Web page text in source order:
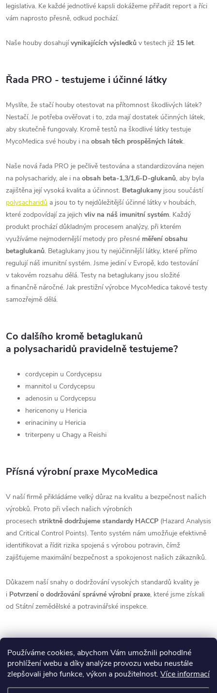
Používáme cookies, abychom Vám umožnili pohodlné
prohlížení webu a díky analýze provozu webu neustále
zlepšovali jeho funkce, výkon a použitelnost. Více informací
legislativa. Ke každé jednotlivé kapsli dokážeme přiřadit report a říci
vám naprosto přesně, odkud pochází.
Naše houby dosahujívynikajících výsledků v testech již 15 let.
Řada PRO - testujeme i účinné látky
Myslíte, že stačí houby otestovat na přítomnost škodlivých látek?
Nestačí. Je potřeba ověřovat i to, zda mají dostatek účinných látek,
aby skutečně fungovaly. Kromě testů na škodlivé látky testuje
MycoMedica své houby i na obsah těch prospěšných látek.
Naše nová řada PRO je pečlivě testována a standardizována nejen
na polysacharidy, ale i na obsah beta-1,3/1,6-D-glukanů, aby byla
zajištěna její vysoká kvalita a účinnost. Betaglukanyjsou součástí
polysacharidů a jsou to ty nejdůležitější účinné látky v houbách,
které zodpovídají za jejich vliv na náš imunitní systém. Každý
produkt prochází důkladným procesem analýzy, při kterém
využíváme nejmodernější metody pro přesné měření obsahu
betaglukanů. Betaglukany jsou ty nejúčinnější látky, které přímo
regulují náš imunitní systém. Jsme jediní v Evropě, kdo testování
v takovém rozsahu dělá. Testy na betaglukany jsou složité
a finančně náročné. Jak prestižní výrobce MycoMedica takové testy
samozřejmě dělá.
Co dalšího kromě betaglukanů
a polysacharidů pravidelně testujeme?
cordycepin u Cordycepsu
mannitol u Cordycepsu
adenosin u Cordycepsu
hericenony u Hericia
erinacininy u Hericia
triterpeny u Chagy a Reishi
Přísná výrobní praxe MycoMedica
V naší firmě přikládáme velký důraz na kvalitu a bezpečnost našich
výrobků. Proto při všech našich výrobních
procesech striktně dodržujeme standardy HACCP (Hazard Analysis
and Critical Control Points). Tento systém nám umožňuje efektivně
identifikovat a řídit rizika spojená s výrobou potravin, čímž
zajišťujeme maximální bezpečnost a spokojenost našich zákazníků.
Důkazem naší snahy o dodržování vysokých standardů kvality je
i Potvrzení o dodržování správné výrobní praxe, které jsme získali
od Státní zemědělské a potravinářské inspekce.